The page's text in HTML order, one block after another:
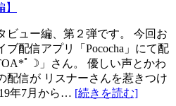
ビュー編、第２弾です。 今回お
ブ配信アプリ「Pococha」にて配
ﾟ☽」さん。 優しい声とかわ
配信が リスナーさんを惹きつけ
年7月から… [続きを読む]